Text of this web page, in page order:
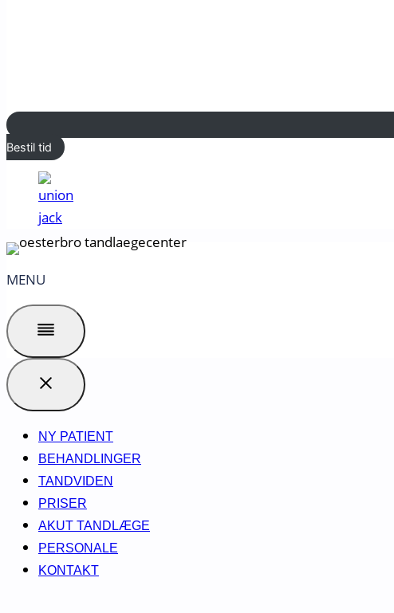
Bestil tid
MENU
NY PATIENT
BEHANDLINGER
TANDVIDEN
PRISER
AKUT TANDLÆGE
PERSONALE
KONTAKT